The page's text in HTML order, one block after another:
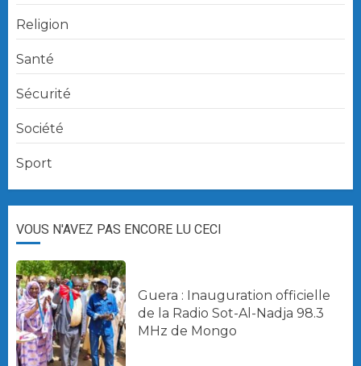
Religion
Santé
Sécurité
Société
Sport
VOUS N'AVEZ PAS ENCORE LU CECI
Guera : Inauguration officielle
de la Radio Sot-Al-Nadja 98.3
MHz de Mongo